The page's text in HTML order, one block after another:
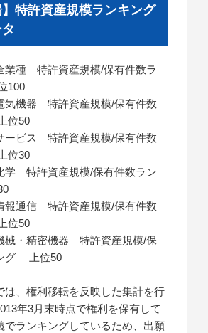
】特許資産規模ランキング
種 特許資産規模/保有件数ラ
100
機器 特許資産規模/保有件数
位50
ビス 特許資産規模/保有件数
位30
特許資産規模/保有件数ラン
通信 特許資産規模/保有件数
位50
・精密機器 特許資産規模/保
グ 上位50
は、権利移転を反映した集計を行
年3月末時点で権利を保有して
でランキングしているため、出願